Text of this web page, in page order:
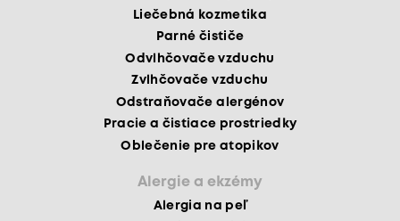
Liečebná kozmetika
Parné čističe
Odvlhčovače vzduchu
Zvlhčovače vzduchu
Odstraňovače alergénov
Pracie a čistiace prostriedky
Oblečenie pre atopikov
Alergie a ekzémy
Alergia na peľ